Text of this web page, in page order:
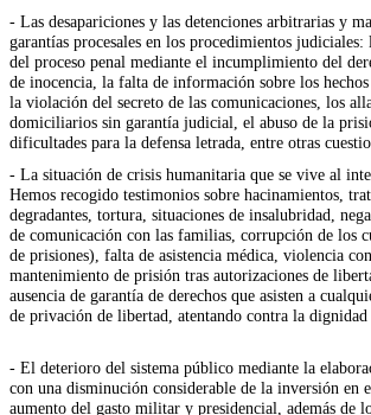
- Las desapariciones y las detenciones arbitrarias y
garantías procesales en los procedimientos
del proceso penal mediante el incumplimiento del
de inocencia, la falta de información sobre los
la violación del secreto de las comunicaciones, los
domiciliarios sin garantía judicial, el abuso de la
dificultades para la defensa letrada, entre otras
- La situación de crisis humanitaria que se vive al
Hemos recogido testimonios sobre hacinamientos,
degradantes, tortura, situaciones de insalubridad,
de comunicación con las familias, corrupción de los
de prisiones), falta de asistencia médica, violencia
mantenimiento de prisión tras autorizaciones de
ausencia de garantía de derechos que asisten a
de privación de libertad, atentando contra la dignidad
- El deterioro del sistema público mediante la
con una disminución considerable de la inversión en
aumento del gasto militar y presidencial, además de